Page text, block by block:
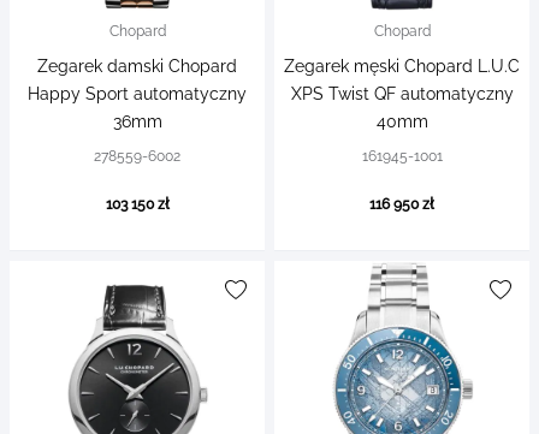
Chopard
Zegarek damski Chopard
Happy Sport automatyczny
36mm
278559-6002
103 150 zł
Chopard
Zegarek męski Chopard L.U.C
XPS Twist QF automatyczny
40mm
161945-1001
116 950 zł